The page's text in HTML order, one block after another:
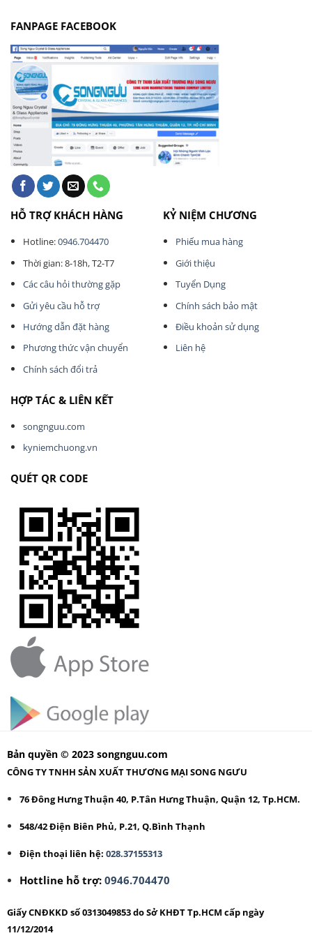
FANPAGE FACEBOOK
HỖ TRỢ KHÁCH HÀNG
Hotline:0946.704470
Thời gian: 8-18h, T2-T7
Các câu hỏi thường gặp
Gửi yêu cầu hỗ trợ
Hướng dẫn đặt hàng
Phương thức vận chuyển
Chính sách đổi trả
KỶ NIỆM CHƯƠNG
Phiếu mua hàng
Giới thiệu
Tuyển Dụng
Chính sách bảo mật
Điều khoản sử dụng
Liên hệ
HỢP TÁC & LIÊN KẾT
songnguu.com
kyniemchuong.vn
QUÉT QR CODE
Bản quyền © 2023 songnguu.com
CÔNG TY TNHH SẢN XUẤT THƯƠNG MẠI SONG NGƯU
76 Đông Hưng Thuận 40, P.Tân Hưng Thuận, Quận 12, Tp.HCM.
548/42 Điện Biên Phủ, P.21, Q.Bình Thạnh
Điện thoại liên hệ: 028.37155313
Hottline hỗ trợ: 0946.704470
Giấy CNĐKKD số 0313049853 do Sở KHĐT Tp.HCM cấp ngày
11/12/2014